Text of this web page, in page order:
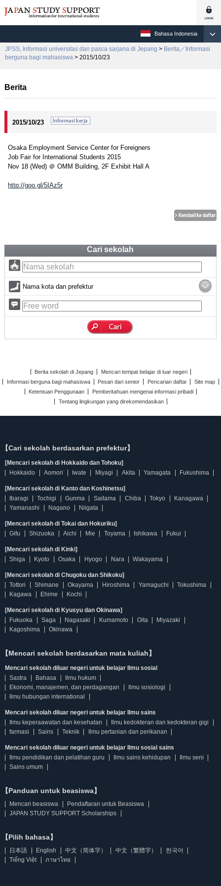
Bahasa Indonesia
JPSS, Informasi universitas dan pasca sarjana di Jepang > Berita／Informasi
berguna bagi mahasiswa > 2015/10/23
Berita
2015/10/23
Osaka Employment Service Center for Foreigners
Job Fair for International Students 2015
Nov 18 (Wed) ＠ OMM Building, 2F Exhibit Hall A
http://goo.gl/5IAz5r
Cari sekolah
Nama kota dan prefektur
Berita sekolah di Jepang
Mencari tempat belajar di luar negeri
Informasi berguna bagi mahasiswa
Pesan dari senior Pencarian daftar
Site map
Ketentuan Penggunaan
Pemberitahuan mengenai informasi pribadi
Tentang lingkungan yang direkomendasikan
【Cari sekolah berdasarkan prefektur】
[Mencari sekolah di Hokkaido dan Tohoku]
Hokkaido
Aomori Iwate Miyagi Akita Yamagata Fukushima
[Mencari sekolah di Kanto dan Koshinetsu]
Ibaragi
Tochigi Gunma Saitama Chiba Tokyo
Kanagawa
Yamanashi
Nagano Niigata
[Mencari sekolah di Tokai dan Hokuriku]
Gifu
Shizuoka Aichi Mie Toyama Ishikawa Fukui
[Mencari sekolah di Kinki]
Shiga
Kyoto Osaka Hyogo Nara Wakayama
[Mencari sekolah di Chugoku dan Shikoku]
Tottori
Shimane Okayama Hiroshima Yamaguchi
Tokushima
Kagawa
Ehime Kochi
[Mencari sekolah di Kyusyu dan Okinawa]
Fukuoka
Saga Nagasaki Kumamoto Oita
Miyazaki
Kagoshima
Okinawa
【Mencari sekolah berdasarkan mata kuliah】
Mencari sekolah diluar negeri untuk belajar Ilmu sosial
Sastra
Bahasa
Ilmu hukum
Ekonomi, manajemen, dan perdagangan
Ilmu sosiologi
Ilmu hubungan international
Mencari sekolah diluar negeri untuk belajar Ilmu sains
Ilmu keperaawatan dan kesehatan
Ilmu kedokteran dan kedokteran gigi
farmasi
Sains Teknik Ilmu pertanian dan perikanan
Mencari sekolah diluar negeri untuk belajar Ilmu sosial sains
Ilmu pendidikan dan pelatihan guru
Ilmu sains kehidupan
Ilmu seni
Sains umum
【Panduan untuk beasiswa】
Mencari beasiswa
Pendaftaran untuk Beasiswa
JAPAN STUDY SUPPORT Scholarships
【Pilih bahasa】
日本語 English 中文（简体字） 中文（繁體字）
한국어
Tiếng Việt
ภาษาไทย